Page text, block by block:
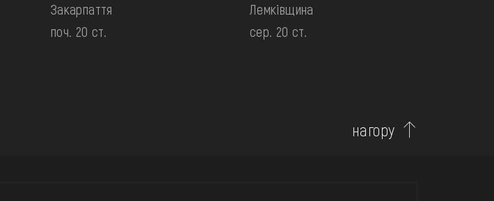
Закарпаття
поч. 20 ст.
Лемківщина
сер. 20 ст.
нагору